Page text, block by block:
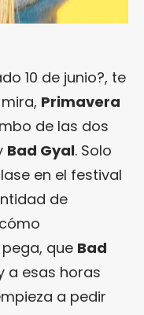
10 de junio?, te
Primavera
de las dos
Bad Gyal. Solo
en el festival
de
que Bad
a esas horas
a pedir